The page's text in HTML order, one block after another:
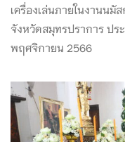
เครื่องเล่นภายในงานนมั
จังหวัดสมุทรปราการ ปร
พฤศจิกายน 2566